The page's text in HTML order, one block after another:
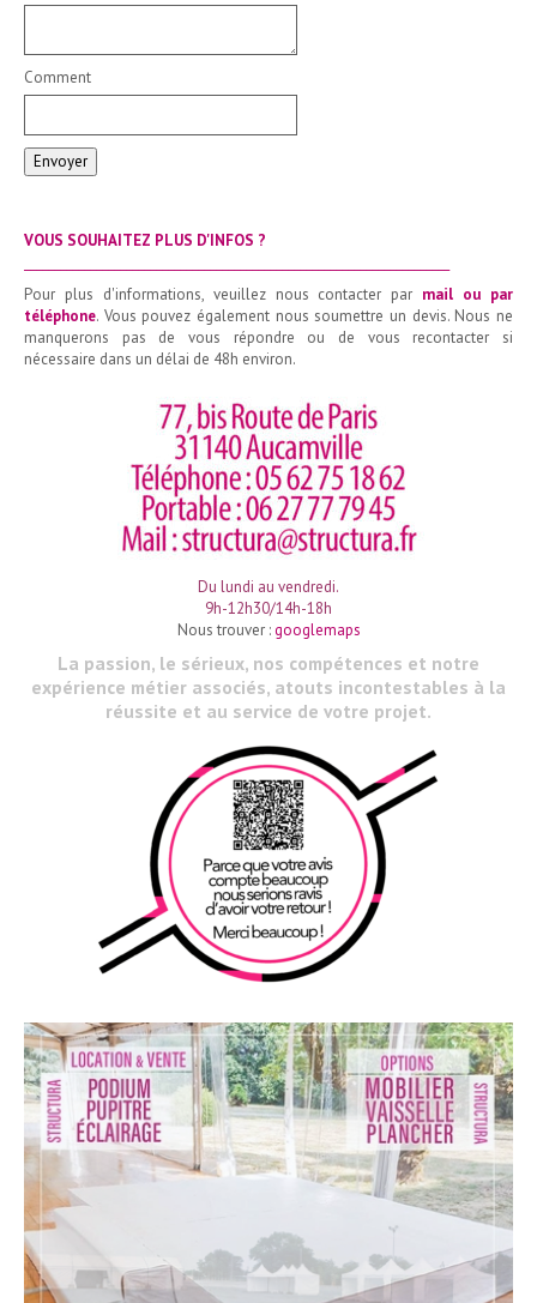
Comment
Envoyer
VOUS SOUHAITEZ PLUS D'INFOS ?
Pour plus d'informations, veuillez nous contacter par mail ou par
téléphone. Vous pouvez également nous soumettre un devis. Nous ne
manquerons pas de vous répondre ou de vous recontacter si
nécessaire dans un délai de 48h environ.
Du lundi au vendredi.
9h-12h30/14h-18h
Nous trouver :googlemaps
La passion, le sérieux, nos compétences et notre
expérience métier associés, atouts incontestables à la
réussite et au service de votre projet.